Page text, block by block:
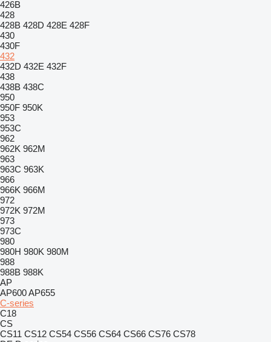
426B
428
428B 428D 428E 428F
430
430F
432
432D 432E 432F
438
438B 438C
950
950F 950K
953
953C
962
962K 962M
963
963C 963K
966
966K 966M
972
972K 972M
973
973C
980
980H 980K 980M
988
988B 988K
AP
AP600AP655
C-series
C18
CS
CS11 CS12 CS54 CS56 CS64 CS66 CS76 CS78